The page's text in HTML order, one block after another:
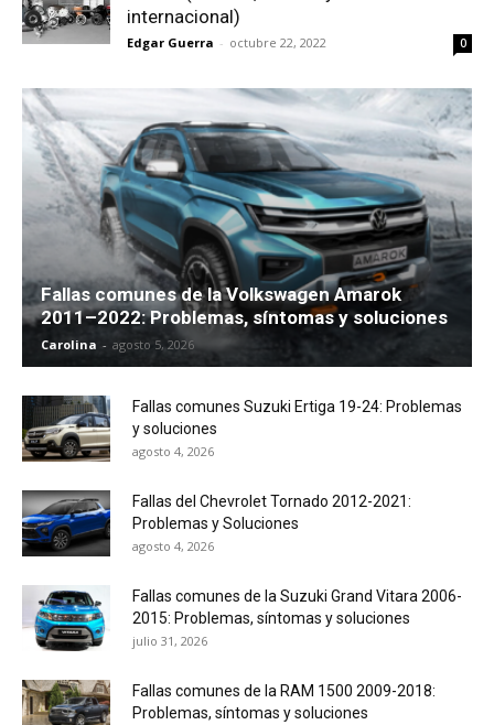
internacional)
Edgar Guerra - octubre 22, 2022 0
Fallas comunes de la Volkswagen Amarok
2011–2022: Problemas, síntomas y soluciones
Carolina - agosto 5, 2026
Fallas comunes Suzuki Ertiga 19-24: Problemas
y soluciones
agosto 4, 2026
Fallas del Chevrolet Tornado 2012-2021:
Problemas y Soluciones
agosto 4, 2026
Fallas comunes de la Suzuki Grand Vitara 2006-
2015: Problemas, síntomas y soluciones
julio 31, 2026
Fallas comunes de la RAM 1500 2009-2018:
Problemas, síntomas y soluciones